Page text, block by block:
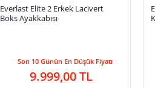
Everlast Elite 2 Erkek Lacivert
Boks Ayakkabısı
Son 10 Günün En Düşük Fiyatı
9.999,00 TL